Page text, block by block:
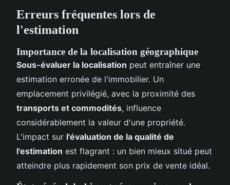
Erreurs fréquentes lors de
l'estimation
Importance de la localisation géographique
Sous-évaluer la localisation peut entraîner une
estimation erronée de l'immobilier. Un
emplacement privilégié, avec la proximité des
transports et commodités, influence
considérablement la valeur d'une propriété.
L'impact sur l'évaluation de la qualité de
l'estimation est flagrant : un bien mieux situé peut
atteindre plus rapidement son prix de vente idéal.